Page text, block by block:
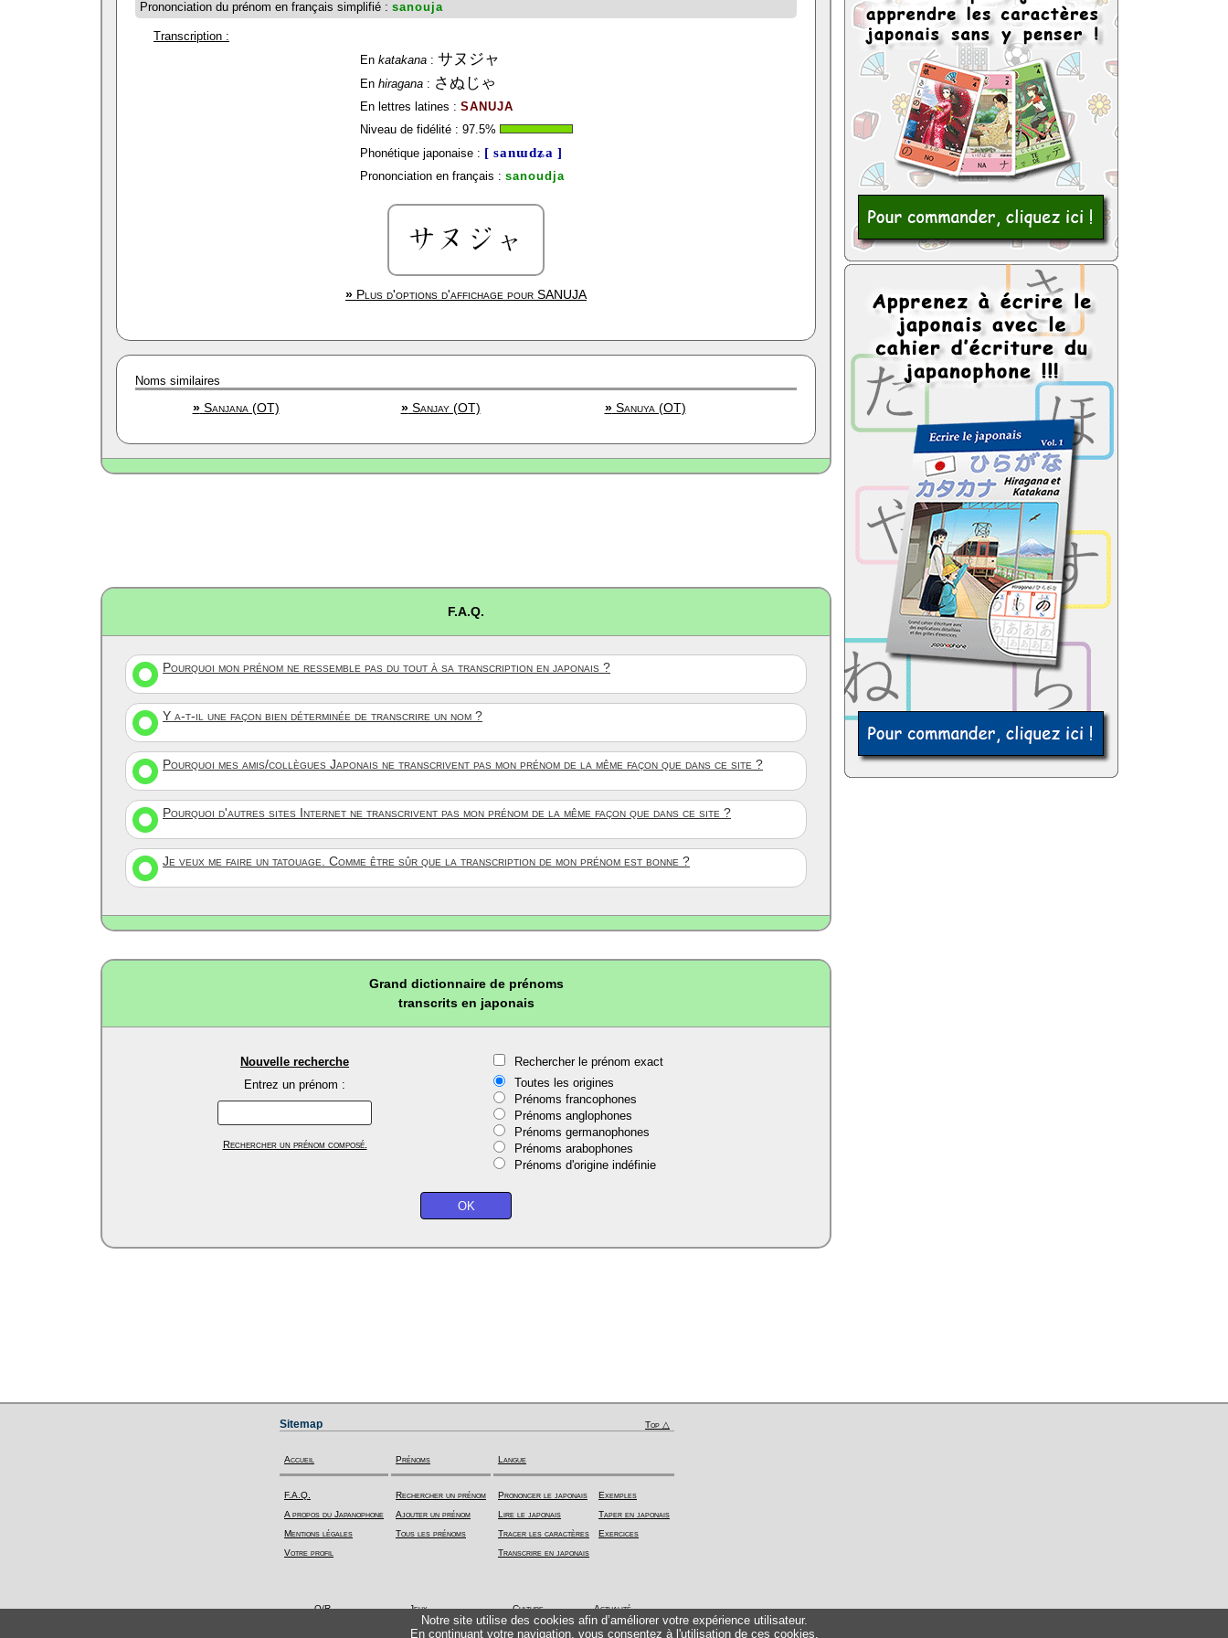
Prononciation du prénom en français simplifié : sanouja
Transcription :
En katakana: サヌジャ
En hiragana: さぬじゃ
En lettres latines : SANUJA
Niveau de fidélité : 97.5%
Phonétique japonaise : [ sanɯdʑa ]
Prononciation en français : sanoudja
» Plus d'options d'affichage pour SANUJA
Noms similaires
»Sanjana (OT) »Sanjay (OT) »Sanuya (OT)
F.A.Q.
Pourquoi mon prénom ne ressemble pas du tout à sa transcription en japonais ?
Y a-t-il une façon bien déterminée de transcrire un nom ?
Pourquoi mes amis/collègues Japonais ne transcrivent pas mon prénom de la même façon que dans ce site ?
Pourquoi d'autres sites Internet ne transcrivent pas mon prénom de la même façon que dans ce site ?
Je veux me faire un tatouage. Comme être sûr que la transcription de mon prénom est bonne ?
Grand dictionnaire de prénoms
transcrits en japonais
Nouvelle recherche
Entrez un prénom :
Rechercher un prénom composé.
Rechercher le prénom exact
Toutes les origines
Prénoms francophones
Prénoms anglophones
Prénoms germanophones
Prénoms arabophones
Prénoms d'origine indéfinie
Notre site utilise des cookies afin d’améliorer votre expérience utilisateur.
En continuant votre navigation, vous consentez à l'utilisation de ces cookies.
Sitemap Top △
Accueil
F.A.Q.
A propos du Japanophone
Mentions légales
Votre profil
Prénoms
Rechercher un prénom
Ajouter un prénom
Tous les prénoms
Langue
Prononcer le japonais
Lire le japonais
Tracer les caractères
Transcrire en japonais
Exemples
Taper en japonais
Exercices
Q/R Jeux Culture Actualité